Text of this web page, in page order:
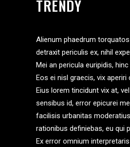
TRENDY
Alienum phaedrum
detraxit periculis ex, nihil
Mei an pericula euripidis,
Eos ei nisl graecis, vix aperiri
Eius lorem tincidunt vix at,
sensibus id, error epicurei
facilisis urbanitas
rationibus definiebas, eu qui
Ex error omnium